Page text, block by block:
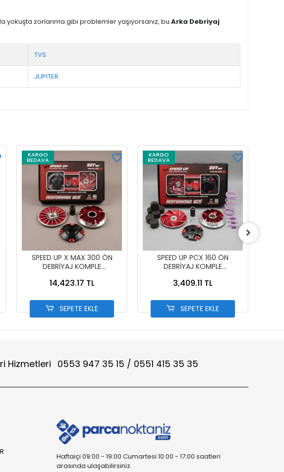
yokuşta zorlanma gibi problemler yaşıyorsanız, bu Arka Debriyaj
TVS
JUPITER
KARGO
BEDAVA
SPEED UP X MAX 300 ÖN
DEBRİYAJ KOMPLE
14,423.17 TL
SEPETE EKLE
KARGO
BEDAVA
SPEED UP PCX 160 ÖN
DEBRİYAJ KOMPLE
3,409.11 TL
SEPETE EKLE
Hizmetleri 0553 947 35 15 / 0551 415 35 35
Haftaiçi 09:00 - 19:00 Cumartesi 10:00 - 17:00 saatleri
arasında ulaşabilirsiniz.